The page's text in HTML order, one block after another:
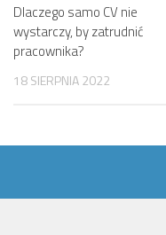
Dlaczego samo CV nie
wystarczy, by zatrudnić
pracownika?
18 SIERPNIA 2022